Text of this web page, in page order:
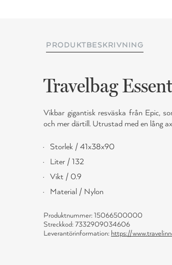
PRODUKTBESKRIVNING
Travelbag
Vikbar gigantisk resväska från Epic,
och mer därtill. Utrustad med en lång
Storlek / 41x38x90
Liter / 132
Vikt / 0.9
Material / Nylon
Produktnummer: 15066500000
Streckkod: 7332909034606
Leverantörinformation: https://